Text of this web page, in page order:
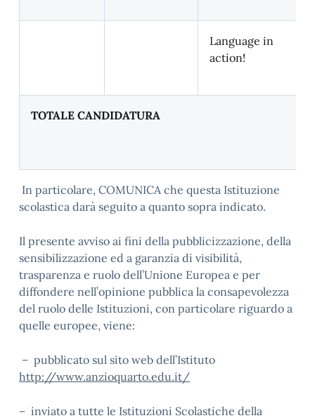
Language in
action!
TOTALE CANDIDATURA
In particolare, COMUNICA che questa Istituzione
scolastica darà seguito a quanto sopra indicato.
Il presente avviso ai fini della pubblicizzazione, della
sensibilizzazione ed a garanzia di visibilità,
trasparenza e ruolo dell’Unione Europea e per
diffondere nell’opinione pubblica la consapevolezza
del ruolo delle Istituzioni, con particolare riguardo a
quelle europee, viene:
– pubblicato sul sito web dell’Istituto
http://www.anzioquarto.edu.it/
– inviato a tutte le Istituzioni Scolastiche della